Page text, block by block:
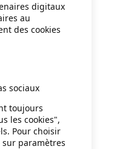
digitaux
au
des cookies
sociaux
toujours
les cookies",
Pour choisir
sur paramètres